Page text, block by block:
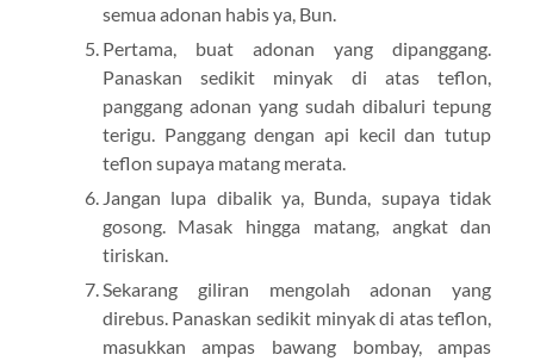
semua adonan habis ya, Bun.
Pertama, buat adonan yang dipanggang.
Panaskan sedikit minyak di atas teflon,
panggang adonan yang sudah dibaluri tepung
terigu. Panggang dengan api kecil dan tutup
teflon supaya matang merata.
Jangan lupa dibalik ya, Bunda, supaya tidak
gosong. Masak hingga matang, angkat dan
tiriskan.
Sekarang giliran mengolah adonan yang
direbus. Panaskan sedikit minyak di atas teflon,
masukkan ampas bawang bombay, ampas